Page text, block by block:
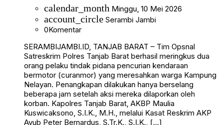
account_circleSerambi Jambi
0Komentar
Satreskrim Polres Tanjab Barat berhasil meringkus dua
orang pelaku tindak pidana pencurian kendaraan
bermotor (curanmor) yang meresahkan warga Kampung
Nelayan. Penangkapan dilakukan hanya berselang
beberapa jam setelah aksi mereka dilaporkan oleh
korban. Kapolres Tanjab Barat, AKBP Maulia
Kuswicaksono, S.I.K., M.H., melalui Kasat Reskrim AKP
Ayub Peter Bernardus, S.Tr.K., S.I.K., […]